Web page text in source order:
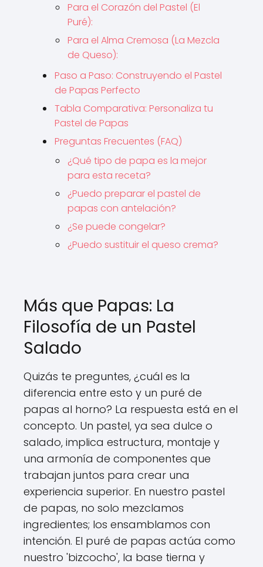
Para el Corazón del Pastel (El
Puré):
Para el Alma Cremosa (La Mezcla
de Queso):
Paso a Paso: Construyendo el Pastel
de Papas Perfecto
Tabla Comparativa: Personaliza tu
Pastel de Papas
Preguntas Frecuentes (FAQ)
¿Qué tipo de papa es la mejor
para esta receta?
¿Puedo preparar el pastel de
papas con antelación?
¿Se puede congelar?
¿Puedo sustituir el queso crema?
Más que Papas: La
Filosofía de un Pastel
Salado
Quizás te preguntes, ¿cuál es la
diferencia entre esto y un puré de
papas al horno? La respuesta está en el
concepto. Un pastel, ya sea dulce o
salado, implica estructura, montaje y
una armonía de componentes que
trabajan juntos para crear una
experiencia superior. En nuestro pastel
de papas, no solo mezclamos
ingredientes; los ensamblamos con
intención. El puré de papas actúa como
nuestro 'bizcocho', la base tierna y